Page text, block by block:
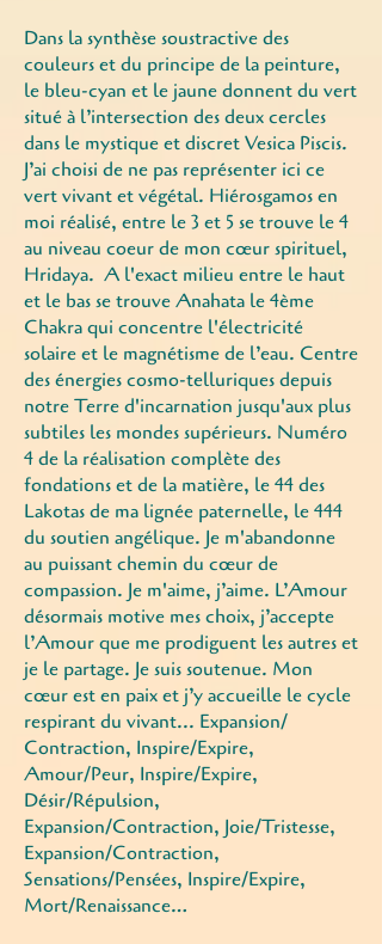
Dans la synthèse soustractive des
couleurs et du principe de la peinture,
le bleu-cyan et le jaune donnent du vert
situé à l’intersection des deux cercles
dans le mystique et discret Vesica Piscis.
J’ai choisi de ne pas représenter ici ce
vert vivant et végétal. Hiérosgamos en
moi réalisé, entre le 3 et 5 se trouve le 4
au niveau coeur de mon cœur spirituel,
Hridaya. A l'exact milieu entre le haut
et le bas se trouve Anahata le 4ème
Chakra qui concentre l'électricité
solaire et le magnétisme de l’eau. Centre
des énergies cosmo-telluriques depuis
notre Terre d'incarnation jusqu'aux plus
subtiles les mondes supérieurs. Numéro
4 de la réalisation complète des
fondations et de la matière, le 44 des
Lakotas de ma lignée paternelle, le 444
du soutien angélique. Je m'abandonne
au puissant chemin du cœur de
compassion. Je m'aime, j’aime. L’Amour
désormais motive mes choix, j’accepte
l’Amour que me prodiguent les autres et
je le partage. Je suis soutenue. Mon
cœur est en paix et j’y accueille le cycle
respirant du vivant... Expansion/
Contraction, Inspire/Expire,
Amour/Peur, Inspire/Expire,
Désir/Répulsion,
Expansion/Contraction, Joie/Tristesse,
Expansion/Contraction,
Sensations/Pensées, Inspire/Expire,
Mort/Renaissance…